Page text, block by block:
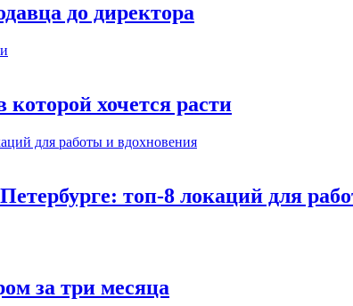
до директора
хочется расти
топ-8 локаций для
за три месяца